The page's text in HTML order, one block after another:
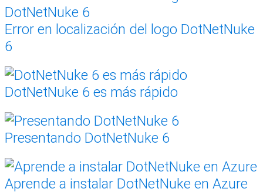
Error en localización del logo DotNetNuke
6
DotNetNuke 6 es más rápido
Presentando DotNetNuke 6
Aprende a instalar DotNetNuke en Azure